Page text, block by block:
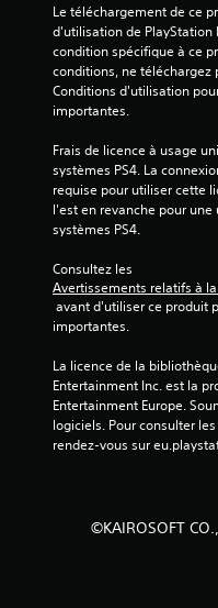
Le téléchargement de ce
d'utilisation de
condition spécifique à ce
conditions, ne téléchargez
Conditions d'utilisation
importantes.
Frais de licence à usage
systèmes PS4. La
requise pour utiliser cette
l'est en revanche pour
systèmes PS4.
Consultez les
Avertissements relatifs à
importantes.
La licence de la
Entertainment Inc. est la
Entertainment Europe.
logiciels. Pour consulter
rendez-vous sur
©KAIROSOFT